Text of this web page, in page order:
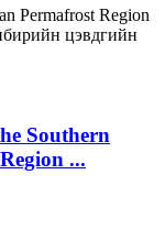
Permafrost Region
цэвдгийн
Southern
...